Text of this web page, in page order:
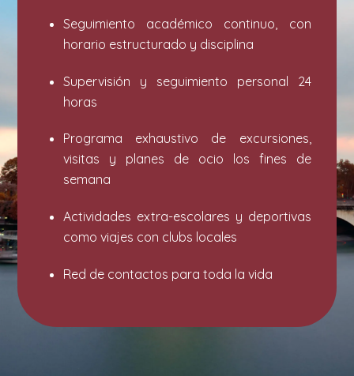
Seguimiento académico continuo, con
horario estructurado y disciplina
⁠⁠⁠Supervisión y seguimiento personal 24
horas
Programa exhaustivo de excursiones,
visitas y planes de ocio los fines de
semana
⁠⁠⁠Actividades extra-escolares y deportivas
como viajes con clubs locales
⁠⁠⁠Red de contactos para toda la vida